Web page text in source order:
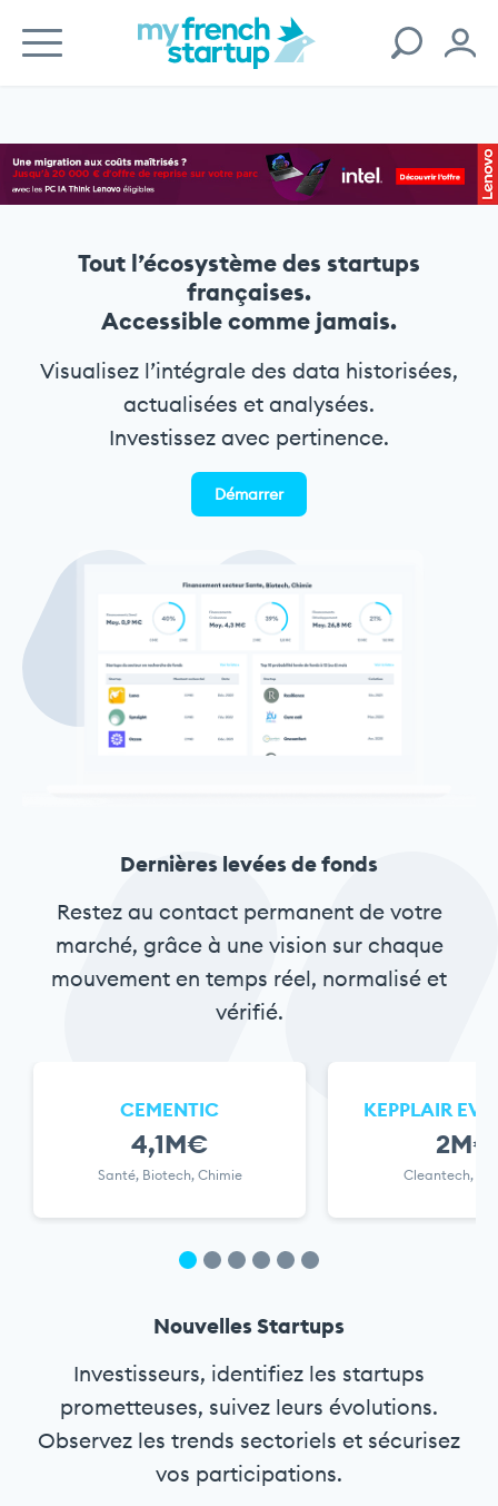
Tout l’écosystème des startups
françaises.
Accessible comme jamais.
Visualisez l’intégrale des data historisées,
actualisées et analysées.
Investissez avec pertinence.
Démarrer
Dernières levées de fonds
Restez au contact permanent de votre
marché, grâce à une vision sur chaque
mouvement en temps réel, normalisé et
vérifié.
CEMENTIC
4,1M€
Santé, Biotech, Chimie
KEPPLAIR
2M€
Cleantech,
Nouvelles Startups
Investisseurs, identifiez les startups
prometteuses, suivez leurs évolutions.
Observez les trends sectoriels et sécurisez
vos participations.